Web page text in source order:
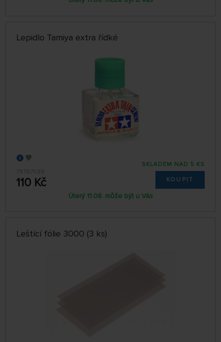
Lepidlo Tamiya extra řídké
79787038
110 Kč
SKLADEM NAD 5 KS
KOUPIT
Úterý 11.08. může být u Vás
Leštící fólie 3000 (3 ks)